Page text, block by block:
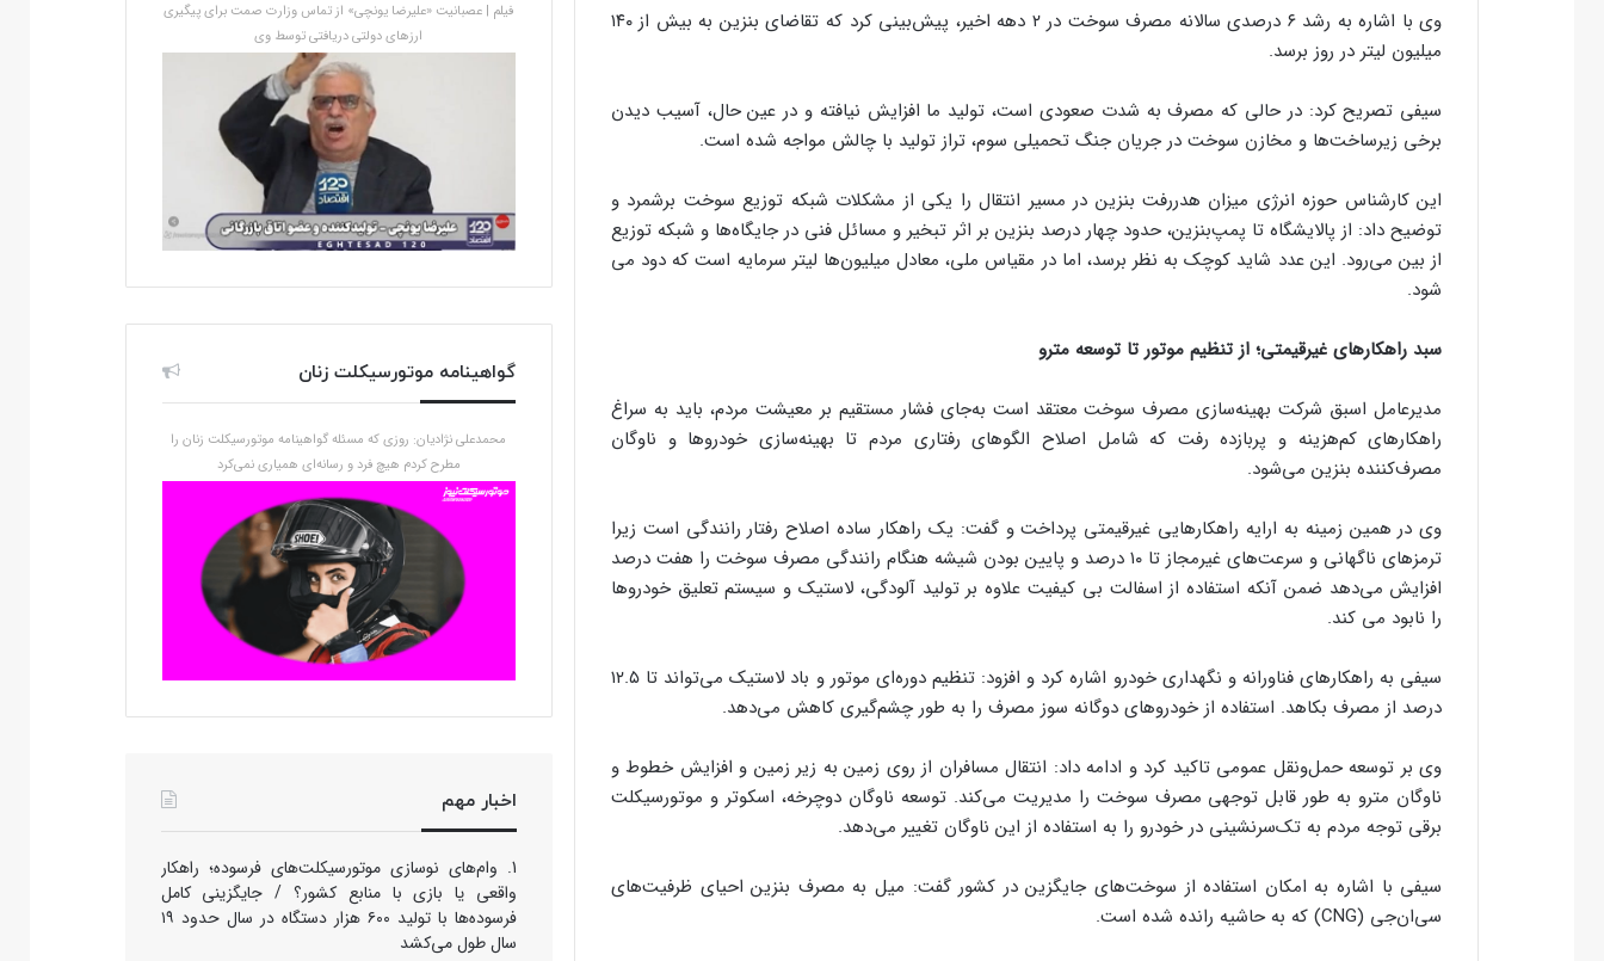
وی با اشاره به رشد ۶ درصدی سالانه مصرف سوخت در ۲ دهه اخیر، پیش‌بینی کرد که تقاضای بنزین به بیش از ۱۴۰
میلیون لیتر در روز برسد.
سیفی تصریح کرد: در حالی که مصرف به شدت صعودی است، تولید ما افزایش نیافته و در عین حال، آسیب دیدن
برخی زیرساخت‌ها و مخازن سوخت در جریان جنگ تحمیلی سوم، تراز تولید با چالش مواجه شده است.
این کارشناس حوزه انرژی میزان هدررفت بنزین در مسیر انتقال را یکی از مشکلات شبکه توزیع سوخت برشمرد و
توضیح داد: از پالایشگاه تا پمپ‌بنزین، حدود چهار درصد بنزین بر اثر تبخیر و مسائل فنی در جایگاه‌ها و شبکه توزیع
از بین می‌رود. این عدد شاید کوچک به نظر برسد، اما در مقیاس ملی، معادل میلیون‌ها لیتر سرمایه است که دود می
شود.
سبد راهکارهای غیرقیمتی؛ از تنظیم موتور تا توسعه مترو
مدیرعامل اسبق شرکت بهینه‌سازی مصرف سوخت معتقد است به‌جای فشار مستقیم بر معیشت مردم، باید به سراغ
راهکارهای کم‌هزینه و پربازده رفت که شامل اصلاح الگوهای رفتاری مردم تا بهینه‌سازی خودروها و ناوگان
مصرف‌کننده بنزین می‌شود.
وی در همین زمینه به ارایه راهکارهایی غیرقیمتی پرداخت و گفت: یک راهکار ساده اصلاح رفتار رانندگی است زیرا
ترمزهای ناگهانی و سرعت‌های غیرمجاز تا ۱۰ درصد و پایین بودن شیشه هنگام رانندگی مصرف سوخت را هفت درصد
افزایش می‌دهد ضمن آنکه استفاده از اسفالت بی کیفیت علاوه بر تولید آلودگی، لاستیک و سیستم تعلیق خودروها
را نابود می کند.
سیفی به راهکارهای فناورانه و نگهداری خودرو اشاره کرد و افزود: تنظیم دوره‌ای موتور و باد لاستیک می‌تواند تا ۱۲.۵
درصد از مصرف بکاهد. استفاده از خودروهای دوگانه سوز مصرف را به طور چشم‌گیری کاهش می‌دهد.
وی بر توسعه حمل‌ونقل عمومی تاکید کرد و ادامه داد: انتقال مسافران از روی زمین به زیر زمین و افزایش خطوط و
ناوگان مترو به طور قابل توجهی مصرف سوخت را مدیریت می‌کند. توسعه ناوگان دوچرخه، اسکوتر و موتورسیکلت
برقی توجه مردم به تک‌سرنشینی در خودرو را به استفاده از این ناوگان تغییر می‌دهد.
سیفی با اشاره به امکان استفاده از سوخت‌های جایگزین در کشور گفت: میل به مصرف بنزین احیای ظرفیت‌های
سی‌ان‌جی (CNG) که به حاشیه رانده شده است.
فیلم | عصبانیت «علیرضا یونچی» از تماس وزارت صمت برای پیگیری
ارزهای دولتی دریافتی توسط وی
گواهینامه موتورسیکلت زنان
محمدعلی نژادیان: روزی که مسئله گواهینامه موتورسیکلت زنان را
مطرح کردم هیچ فرد و رسانه‌ای همیاری نمی‌کرد
اخبار مهم
وام‌های نوسازی موتورسیکلت‌های فرسوده؛ راهکار
واقعی یا بازی با منابع کشور؟ / جایگزینی کامل
فرسوده‌ها با تولید ۶۰۰ هزار دستگاه در سال حدود ۱۹
سال طول می‌کشد